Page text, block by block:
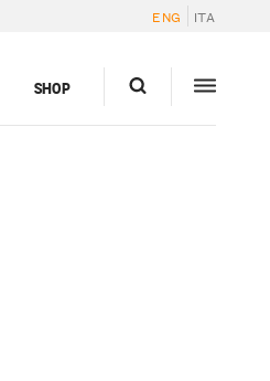
ENG ITA
SHOP